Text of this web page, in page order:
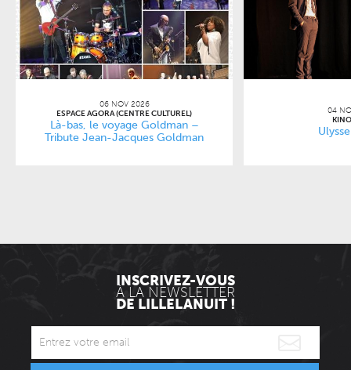
06 NOV 2026
ESPACE AGORA (CENTRE CULTUREL)
Là-bas, le voyage Goldman –
Tribute Jean-Jacques Goldman
04
INSCRIVEZ-VOUS
À LA NEWSLETTER
DE LILLELANUIT !